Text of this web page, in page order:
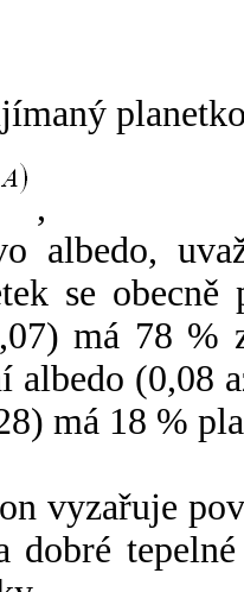
,
albedo,
se
má 78 %
albedo (0,08
má 18 %
vyzařuje
dobré